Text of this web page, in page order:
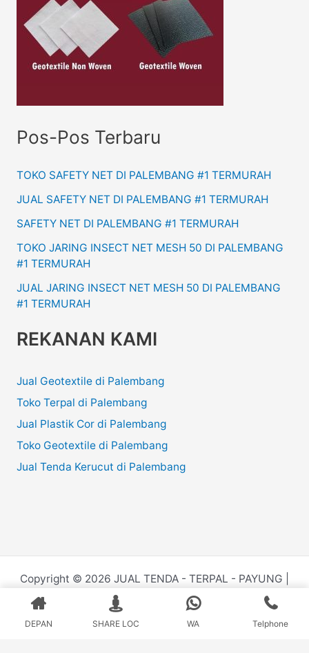
Pos-Pos Terbaru
TOKO SAFETY NET DI PALEMBANG #1 TERMURAH
JUAL SAFETY NET DI PALEMBANG #1 TERMURAH
SAFETY NET DI PALEMBANG #1 TERMURAH
TOKO JARING INSECT NET MESH 50 DI PALEMBANG
#1 TERMURAH
JUAL JARING INSECT NET MESH 50 DI PALEMBANG
#1 TERMURAH
REKANAN KAMI
Jual Geotextile di Palembang
Toko Terpal di Palembang
Jual Plastik Cor di Palembang
Toko Geotextile di Palembang
Jual Tenda Kerucut di Palembang
Copyright © 2026 JUAL TENDA - TERPAL - PAYUNG |
Powered by
Juru.Website
DEPAN SHARE LOC WA Telphone